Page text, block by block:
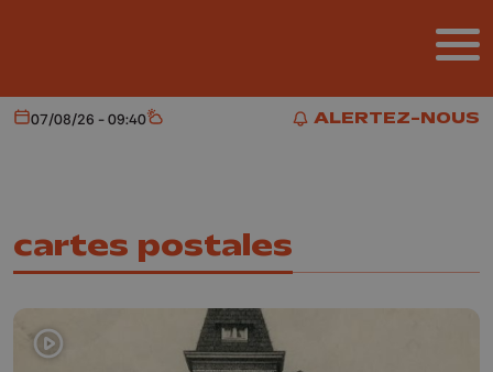
ALERTEZ-NOUS
ALERTEZ-NOUS
Aujourd'hui
07/08/26 - 09:40 Météo
cartes postales